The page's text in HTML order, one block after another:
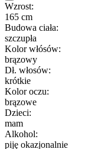
Wzrost:
165 cm
Budowa ciała:
szczupła
Kolor włósów:
brązowy
Dł. włosów:
krótkie
Kolor oczu:
brązowe
Dzieci:
mam
Alkohol:
piję okazjonalnie